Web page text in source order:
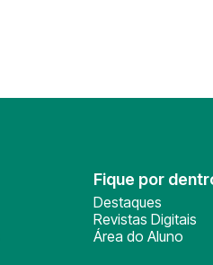
Fique por
Destaques
Revistas Digitais
Área do Aluno